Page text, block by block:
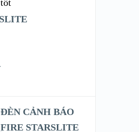
tốt
ĐÈN CẢNH BÁO
FIRE STARSLITE